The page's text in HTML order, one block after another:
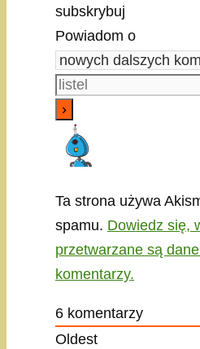
subskrybuj
Powiadom o
Ta strona używa
spamu. Dowiedz się,
przetwarzane są
komentarzy.
6 komentarzy
Oldest